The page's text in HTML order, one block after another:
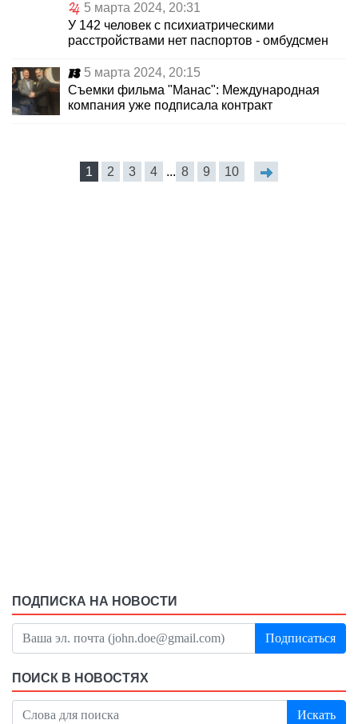
5 марта 2024, 20:31
У 142 человек c психиатрическими
расстройствами нет паспортов - омбудсмен
5 марта 2024, 20:15
Съемки фильма "Манас": Международная
компания уже подписала контракт
1 2 3 4 ... 8 9 10
ПОДПИСКА НА НОВОСТИ
Подписаться
ПОИСК В НОВОСТЯХ
Искать